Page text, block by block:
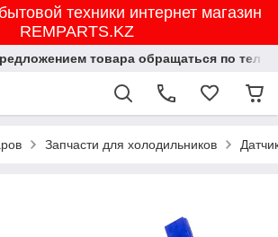
техники интернет магазин
REMPARTS.KZ
товара обращаться по
Запчасти для холодильников